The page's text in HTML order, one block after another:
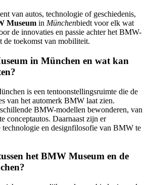
van autos, technologie of geschiedenis,
Museum in Münchenbiedt voor elk wat
de innovaties en passie achter het BMW-
de toekomst van mobiliteit.
in München en wat kan
is een tentoonstellingsruimte die de
van het automerk BMW laat zien.
BMW-modellen bewonderen, van
conceptautos. Daarnaast zijn er
technologie en designfilosofie van BMW te
het BMW Museum en de